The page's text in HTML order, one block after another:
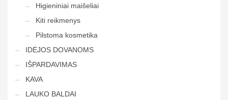
Higieniniai maišeliai
Kiti reikmenys
Pilstoma kosmetika
IDĖJOS DOVANOMS
IŠPARDAVIMAS
KAVA
LAUKO BALDAI